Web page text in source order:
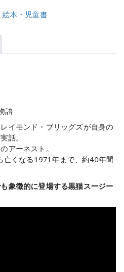
絵本・児童書
語
イモンド・ブリッグズが自身の
話。
アーネスト。
亡くなる1971年まで、約40年間
象徴的に登場する黒猫スージー